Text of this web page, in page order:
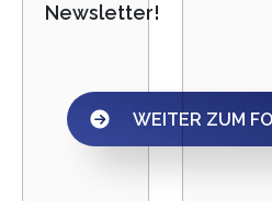
Newsletter!
WEITER ZUM